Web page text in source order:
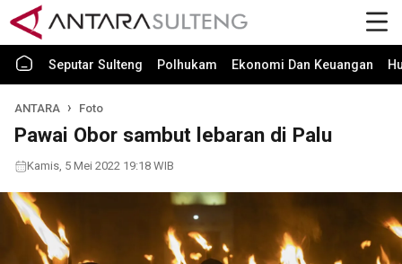
Seputar Sulteng Polhukam Ekonomi Dan Keuangan
ANTARA Foto
Pawai Obor sambut lebaran di Palu
Kamis, 5 Mei 2022 19:18 WIB